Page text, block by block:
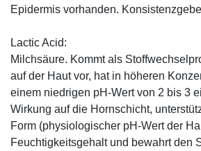
Epidermis vorhanden.
Lactic Acid:
Milchsäure. Kommt als
auf der Haut vor, hat in höheren
einem niedrigen pH-Wert von 2 bis 3
Wirkung auf die Hornschicht,
Form (physiologischer pH-Wert der
Feuchtigkeitsgehalt und bewahrt den